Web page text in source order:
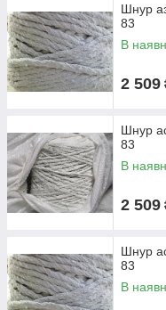
Шнур
83
В
2 509
Шнур
83
В
2 509
Шнур
83
В